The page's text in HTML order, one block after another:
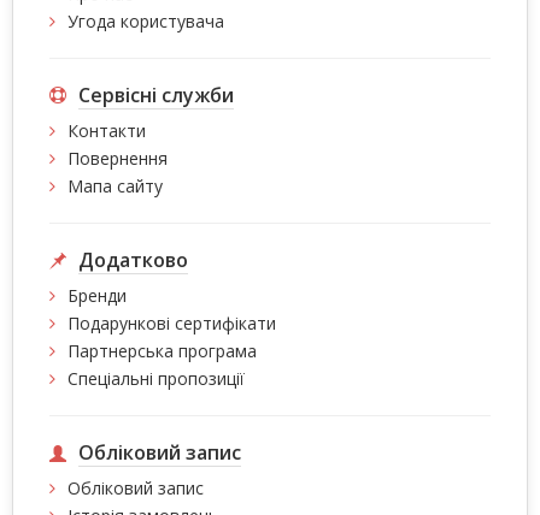
Угода користувача
Сервісні служби
Контакти
Повернення
Мапа сайту
Додатково
Бренди
Подарункові сертифікати
Партнерська програма
Спеціальні пропозиції
Обліковий запис
Обліковий запис